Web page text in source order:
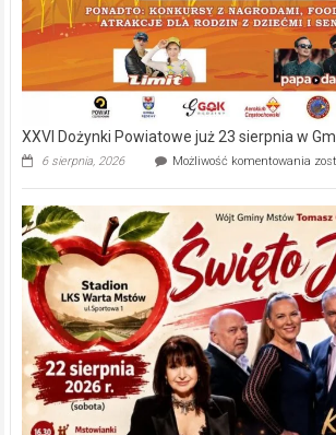
XXVI Dożynki Powiatowe już 23 sierpnia w
6 sierpnia, 2026 Możliwość komentowania
już
w